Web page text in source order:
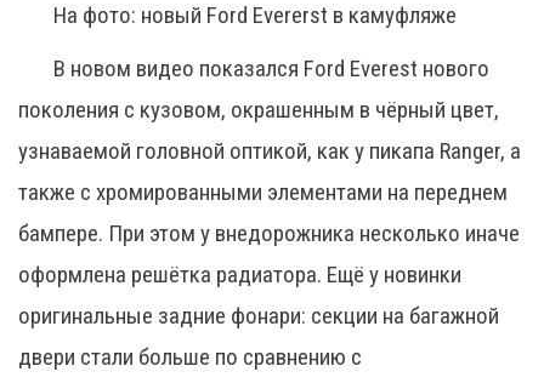
На фото: новый Ford Evererst в камуфляже
В новом видео показался Ford Everest нового
поколения с кузовом, окрашенным в чёрный цвет,
узнаваемой головной оптикой, как у пикапа Ranger, а
также с хромированными элементами на переднем
бампере. При этом у внедорожника несколько иначе
оформлена решётка радиатора. Ещё у новинки
оригинальные задние фонари: секции на багажной
двери стали больше по сравнению с